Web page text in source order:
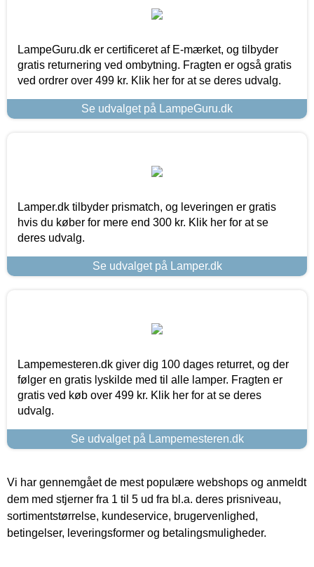
LampeGuru.dk er certificeret af E-mærket, og tilbyder
gratis returnering ved ombytning. Fragten er også gratis
ved ordrer over 499 kr. Klik her for at se deres udvalg.
Se udvalget på LampeGuru.dk
Lamper.dk tilbyder prismatch, og leveringen er gratis
hvis du køber for mere end 300 kr. Klik her for at se
deres udvalg.
Se udvalget på Lamper.dk
Lampemesteren.dk giver dig 100 dages returret, og der
følger en gratis lyskilde med til alle lamper. Fragten er
gratis ved køb over 499 kr. Klik her for at se deres
udvalg.
Se udvalget på Lampemesteren.dk
Vi har gennemgået de mest populære webshops og anmeldt
dem med stjerner fra 1 til 5 ud fra bl.a. deres prisniveau,
sortimentstørrelse, kundeservice, brugervenlighed,
betingelser, leveringsformer og betalingsmuligheder.